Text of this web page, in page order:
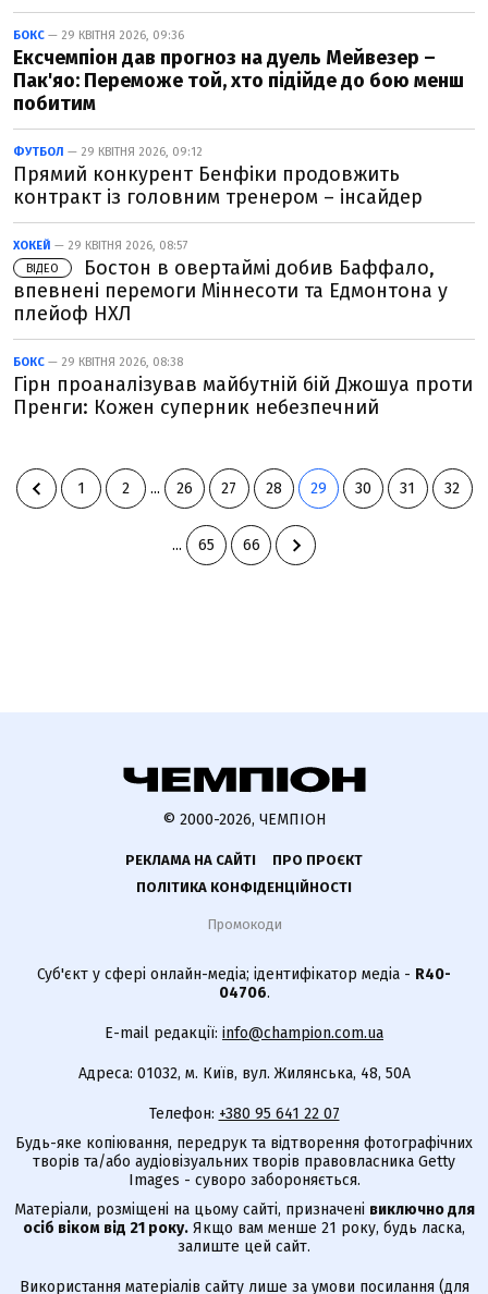
БОКС — 29 КВІТНЯ 2026, 09:36
Ексчемпіон дав прогноз на дуель Мейвезер –
Пак'яо: Переможе той, хто підійде до бою менш
побитим
ФУТБОЛ — 29 КВІТНЯ 2026, 09:12
Прямий конкурент Бенфіки продовжить
контракт із головним тренером – інсайдер
ХОКЕЙ — 29 КВІТНЯ 2026, 08:57
ВІДЕО
Бостон в овертаймі добив Баффало,
впевнені перемоги Міннесоти та Едмонтона у
плейоф НХЛ
БОКС — 29 КВІТНЯ 2026, 08:38
Гірн проаналізував майбутній бій Джошуа проти
Пренги: Кожен суперник небезпечний
1 2 ... 26 27 28 29 30 31 32
... 65 66
© 2000-2026, ЧЕМПІОН
РЕКЛАМА НА САЙТІ
ПРО ПРОЄКТ
ПОЛІТИКА КОНФІДЕНЦІЙНОСТІ
Промокоди
Суб'єкт у сфері онлайн-медіа; ідентифікатор медіа - R40-
04706.
E-mail редакції: info@champion.com.ua
Адреса: 01032, м. Київ, вул. Жилянська, 48, 50А
Телефон: +380 95 641 22 07
Будь-яке копіювання, передрук та відтворення фотографічних
творів та/або аудіовізуальних творів правовласника Getty
Images - суворо забороняється.
Матеріали, розміщені на цьому сайті, призначені виключно для
осіб віком від 21 року. Якщо вам менше 21 року, будь ласка,
залиште цей сайт.
Використання матеріалів сайту лише за умови посилання (для